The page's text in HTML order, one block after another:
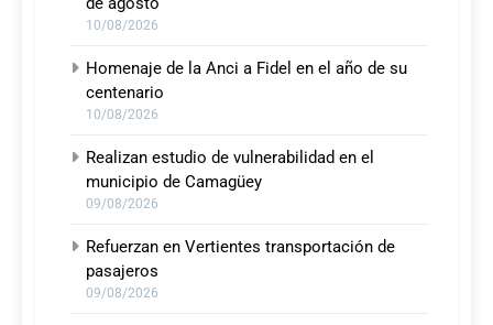
10/08/2026
Homenaje de la Anci a Fidel en el año de su
centenario
10/08/2026
Realizan estudio de vulnerabilidad en el
municipio de Camagüey
09/08/2026
Refuerzan en Vertientes transportación de
pasajeros
09/08/2026